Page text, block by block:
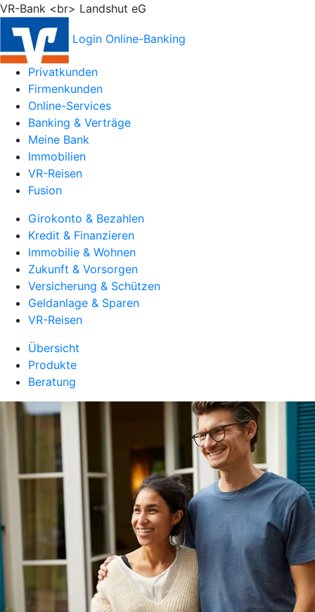
VR-Bank <br> Landshut eG
Login Online-Banking
Privatkunden
Firmenkunden
Online-Services
Banking & Verträge
Meine Bank
Immobilien
VR-Reisen
Fusion
Girokonto & Bezahlen
Kredit & Finanzieren
Immobilie & Wohnen
Zukunft & Vorsorgen
Versicherung & Schützen
Geldanlage & Sparen
VR-Reisen
Übersicht
Produkte
Beratung